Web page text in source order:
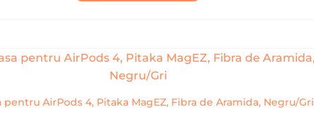
pentru AirPods 4, Pitaka MagEZ, Fibra de Aramida, Negru/Gri